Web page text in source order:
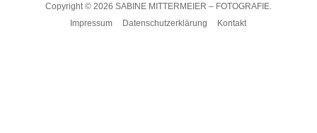
Copyright © 2026 SABINE MITTERMEIER – FOTOGRAFIE.
Impressum
Datenschutzerklärung Kontakt